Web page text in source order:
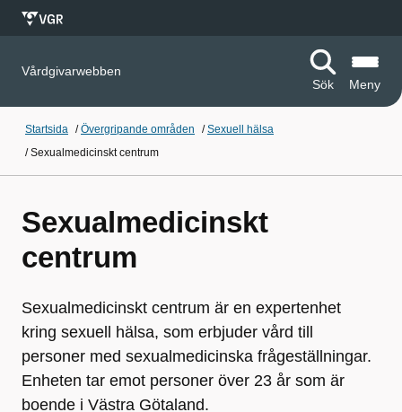
Vårdgivarwebben
Sök
Meny
Startsida /Övergripande områden /Sexuell hälsa
/Sexualmedicinskt centrum
Sexualmedicinskt
centrum
Sexualmedicinskt centrum är en expertenhet
kring sexuell hälsa, som erbjuder vård till
personer med sexualmedicinska frågeställningar.
Enheten tar emot personer över 23 år som är
boende i Västra Götaland.